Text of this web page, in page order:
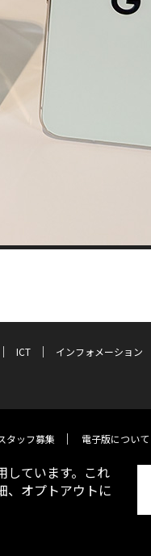
ICT
インフォメーション
タッフ募集 電子版について
しています。これ
、オプトアウトに